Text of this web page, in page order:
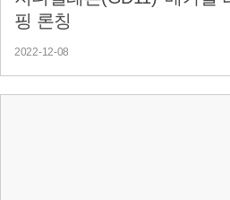
핑 론칭
2022-12-08